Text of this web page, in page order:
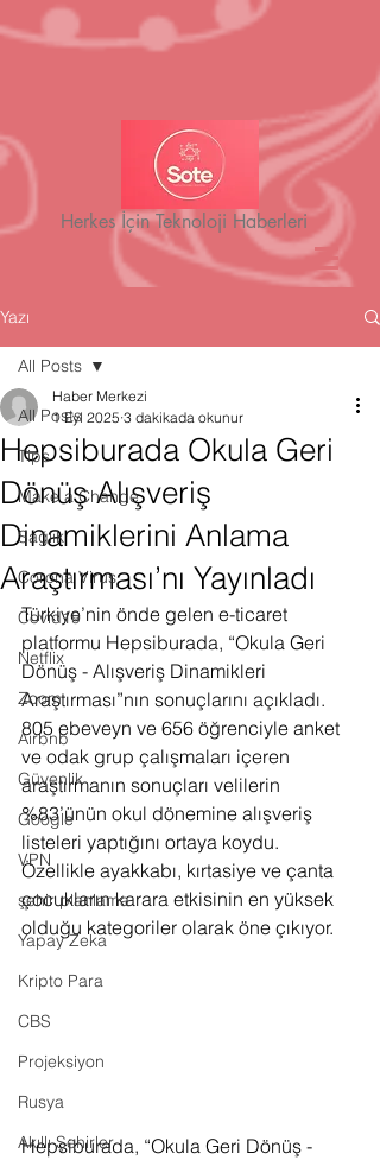
Herkes İçin Teknoloji Haberleri
Yazı
All Posts
Tips
Make a Change
Sağlık
Corona Virus
Covid19
Netflix
Zoom
Airbnb
Güvenlik
Google
VPN
şehir planlama
Yapay Zeka
Kripto Para
CBS
Projeksiyon
Rusya
Akıllı Şehirler
All Posts
Hepsiburada Okula Geri
Dönüş Alışveriş
Dinamiklerini Anlama
Araştırması’nı Yayınladı
Haber Merkezi
1 Eyl 2025 3 dakikada okunur
Türkiye’nin önde gelen e-ticaret
platformu Hepsiburada, “Okula Geri
Dönüş - Alışveriş Dinamikleri
Araştırması”nın sonuçlarını açıkladı.
805 ebeveyn ve 656 öğrenciyle anket
ve odak grup çalışmaları içeren
araştırmanın sonuçları velilerin
%83’ünün okul dönemine alışveriş
listeleri yaptığını ortaya koydu.
Özellikle ayakkabı, kırtasiye ve çanta
çocukların karara etkisinin en yüksek
olduğu kategoriler olarak öne çıkıyor.
Hepsiburada, “Okula Geri Dönüş -